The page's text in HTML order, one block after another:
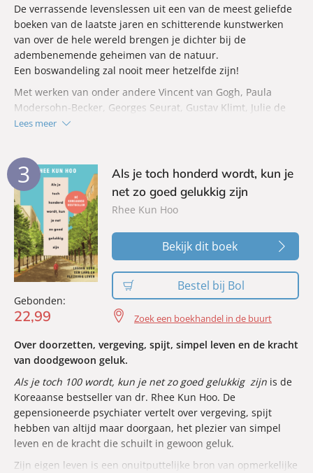
De verrassende levenslessen uit een van de meest geliefde
boeken van de laatste jaren en schitterende kunstwerken
van over de hele wereld brengen je dichter bij de
adembenemende geheimen van de natuur.
Een boswandeling zal nooit meer hetzelfde zijn!
Met werken van onder andere Vincent van Gogh, Paula
Modersohn-Becker, Georges Seurat, Gustav Klimt, Julie de
Graag, Caspar David Friedrich, William Turner en Claude
Lees meer
3
Gebonden:
22,99
Als je toch honderd wordt, kun je
net zo goed gelukkig zijn
Rhee Kun Hoo
Bekijk dit boek
Bestel bij Bol
Zoek een boekhandel in de buurt
Over doorzetten, vergeving, spijt, simpel leven en de kracht
van doodgewoon geluk.
Als je toch 100 wordt, kun je net zo goed gelukkig zijn is de
Koreaanse bestseller van dr. Rhee Kun Hoo. De
gepensioneerde psychiater vertelt over vergeving, spijt
hebben van altijd maar doorgaan, het plezier van simpel
leven en de kracht die schuilt in gewoon geluk.
Zijn eigen leven is een onuitputtelijke bron van opmerkelijke